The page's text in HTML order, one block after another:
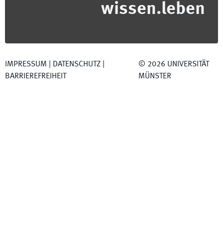
wissen.leben
IMPRESSUM DATENSCHUTZ
BARRIEREFREIHEIT
© 2026 UNIVERSITÄT
MÜNSTER